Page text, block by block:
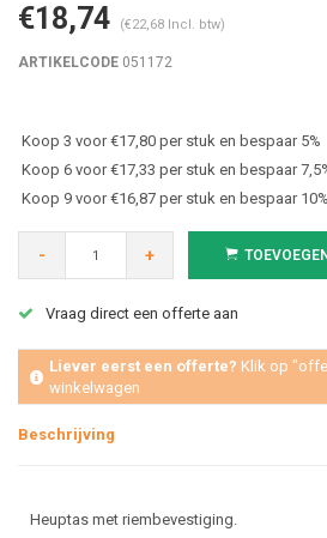
€18,74 (€22,68 Incl. btw)
ARTIKELCODE 051172
Koop 3 voor €17,80 per stuk en bespaar 5%
Koop 6 voor €17,33 per stuk en bespaar
Koop 9 voor €16,87 per stuk en bespaar 10%
- +
Vraag direct een offerte aan
Liever eerst een offerte? Klik op
winkelwagen
Beschrijving
Heuptas met riembevestiging.